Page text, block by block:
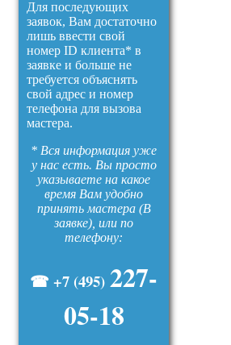
Для последующих
заявок, Вам достаточно
лишь ввести свой
номер ID клиента* в
заявке и больше не
требуется объяснять
свой адрес и номер
телефона для вызова
мастера.
* Вся информация уже
у нас есть. Вы просто
указываете на какое
время Вам удобно
принять мастера (В
заявке), или по
телефону:
☎ +7 (495) 227-
05-18